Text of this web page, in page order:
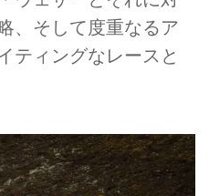
、そして度重なるア
ティングなレースと